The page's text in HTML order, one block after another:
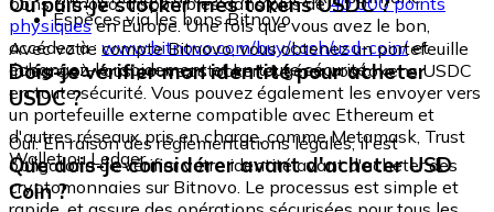
Espèces via les bons Bitnovo
physiquesen Europe. Une fois que vous avez le bon,
accédez à : www.bitnovo.com/buy/cash/usd-coin/et
échangez-le rapidement et en toute sécurité.
Avec votre compte Bitnovo, vous obtenez un portefeuille
intégré où vous pouvez stocker et gérer vos tokens USDC
en toute sécurité. Vous pouvez également les envoyer vers
un portefeuille externe compatible avec Ethereum et
d'autres réseaux pris en charge, comme Metamask, Trust
Wallet ou Ledger.
Dois-je vérifier mon identité pour acheter
USDC ?
Oui. En raison des réglementations légales, il est
obligatoire de vérifier votre identité avant d'acheter des
cryptomonnaies sur Bitnovo. Le processus est simple et
Que dois-je considérer avant d'acheter USD
Coin ?